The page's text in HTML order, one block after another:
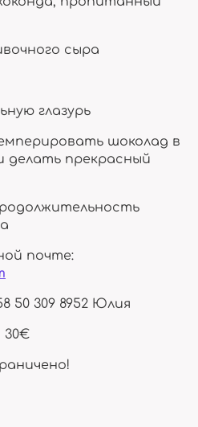
сыра
глазурь
шоколад в
делать прекрасный
почте:
50 309 8952 Юлия
30€